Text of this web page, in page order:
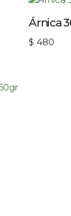
Árnica
$ 480